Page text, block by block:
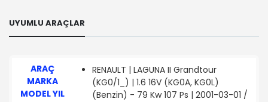
UYUMLU ARAÇLAR
ARAÇ
MARKA
MODEL YIL
RENAULT | LAGUNA II Grandtour
(KG0/1_) | 1.6 16V (KG0A, KG0L)
(Benzin) - 79 Kw 107 Ps | 2001-03-01 /